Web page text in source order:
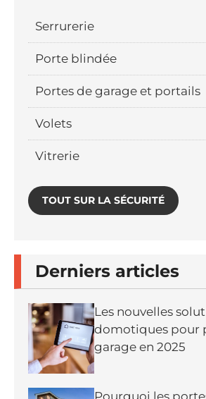
Serrurerie
Porte blindée
Portes de garage et portails
Volets
Vitrerie
TOUT SUR LA SÉCURITÉ
Derniers articles
Les nouvelles
domotiques pour
garage en 2025